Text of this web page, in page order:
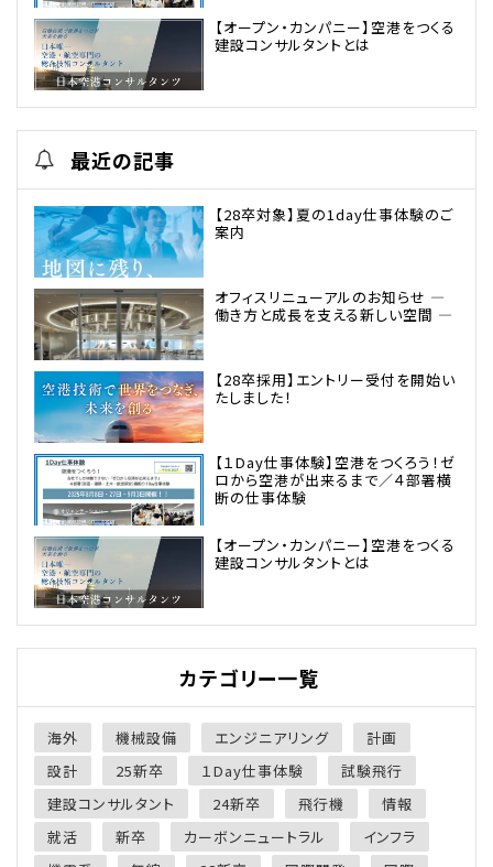
【オープン・カンパニー】空港をつくる
建設コンサルタントとは
最近の記事
【28卒対象】夏の1day仕事体験のご
案内
オフィスリニューアルのお知らせ ―
働き方と成長を支える新しい空間 ―
【28卒採用】エントリー受付を開始い
たしました！
【１Day仕事体験】空港をつくろう！ゼ
ロから空港が出来るまで／４部署横
断の仕事体験
【オープン・カンパニー】空港をつくる
建設コンサルタントとは
カテゴリー一覧
海外 機械設備 エンジニアリング
計画
設計
25新卒 １Day仕事体験
試験飛行
建設コンサルタント
24新卒 飛行機
情報
就活
新卒 カーボンニュートラル
インフラ